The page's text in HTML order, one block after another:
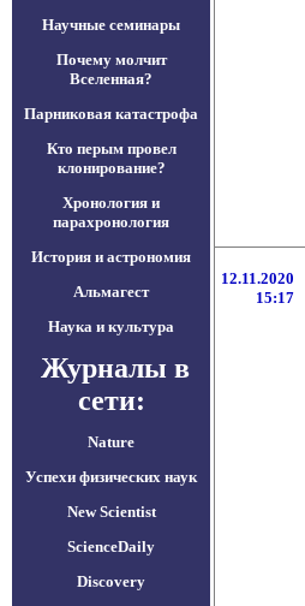
Научные семинары
Почему молчит
Вселенная?
Парниковая катастрофа
Кто перым провел
клонирование?
Хронология и
парахронология
История и астрономия
Альмагест
Наука и культура
Журналы в
сети:
Nature
Успехи физических наук
New Scientist
ScienceDaily
Discovery
12.11.2020
15:17